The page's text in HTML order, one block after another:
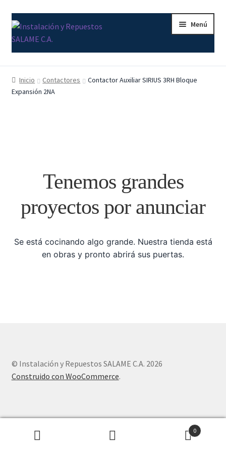
Ir
a
la
Ir
al
contenido
Menú
Inicio
Carrito
Finalizar compra
Sample Page
Inicio Contactores
Contactor Auxiliar SIRIUS 3RH Bloque
Expansión 2NA
Tenemos grandes
proyectos por anunciar
Se está cocinando algo grande. Nuestra tienda está
en obras y pronto abrirá sus puertas.
© Instalación y Repuestos SALAME C.A. 2026
Construido con WooCommerce.
0